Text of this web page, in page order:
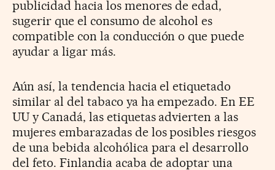
publicidad hacia los menores de edad,
sugerir que el consumo de alcohol es
compatible con la conducción o que puede
ayudar a ligar más.
Aún así, la tendencia hacia el etiquetado
similar al del tabaco ya ha empezado. En EE
UU y Canadá, las etiquetas advierten a las
mujeres embarazadas de los posibles riesgos
de una bebida alcohólica para el desarrollo
del feto. Finlandia acaba de adoptar una